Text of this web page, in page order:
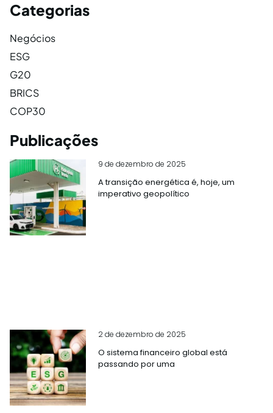
Categorias
Negócios
ESG
G20
BRICS
COP30
Publicações
9 de dezembro de 2025
A transição energética é, hoje, um
imperativo geopolítico
2 de dezembro de 2025
O sistema financeiro global está
passando por uma